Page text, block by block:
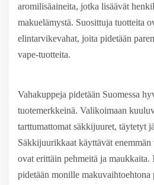
aromilisäaineita, jotka lisäävät
makuelämystä. Suosittuja tuotteita
elintarvikevahat, joita pidetään
vape-tuotteita.
Vahakuppeja pidetään Suomessa
tuotemerkkeinä. Valikoimaan
tarttumattomat säkkijuuret, täytetyt
Säkkijuurikkaat käyttävät enemmän
ovat erittäin pehmeitä ja maukkaita.
pidetään monille makuvaihtoehtona